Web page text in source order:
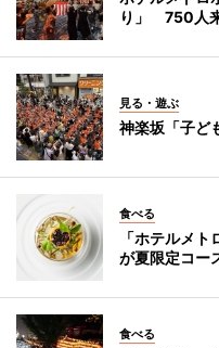
り」 750人
見る・遊ぶ
神楽坂「子ど
食べる
「ホテルメ
が夏限定コー
食べる